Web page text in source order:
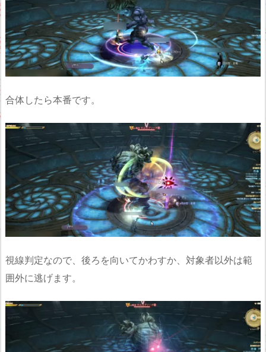
合体したら本番です。
視線判定なので、後ろを向いてかわすか、対象者以外は範
囲外に逃げます。